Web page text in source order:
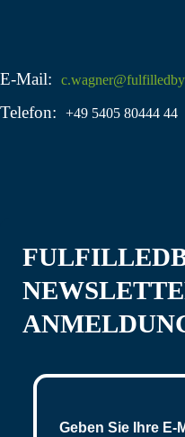
E-Mail:
Telefon: +49 5405 80444 44
Geben Sie Ihre E-